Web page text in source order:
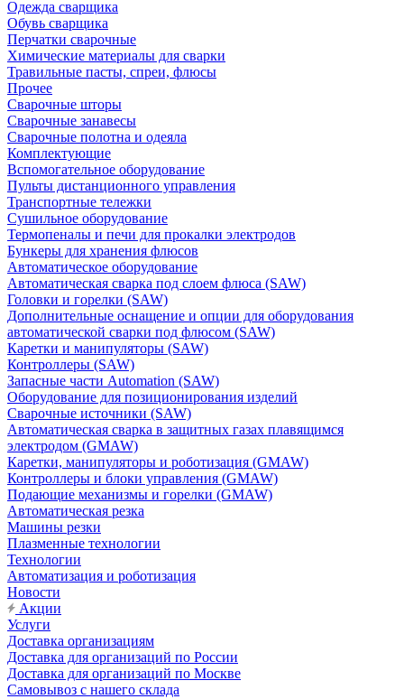
Одежда сварщика
Обувь сварщика
Перчатки сварочные
Химические материалы для сварки
Травильные пасты, спреи, флюсы
Прочее
Сварочные шторы
Сварочные занавесы
Сварочные полотна и одеяла
Комплектующие
Вспомогательное оборудование
Пульты дистанционного управления
Транспортные тележки
Сушильное оборудование
Термопеналы и печи для прокалки электродов
Бункеры для хранения флюсов
Автоматическое оборудование
Автоматическая сварка под слоем флюса (SAW)
Головки и горелки (SAW)
Дополнительные оснащение и опции для оборудования
автоматической сварки под флюсом (SAW)
Каретки и манипуляторы (SAW)
Контроллеры (SAW)
Запасные части Automation (SAW)
Оборудование для позиционирования изделий
Сварочные источники (SAW)
Автоматическая сварка в защитных газах плавящимся
электродом (GMAW)
Каретки, манипуляторы и роботизация (GMAW)
Контроллеры и блоки управления (GMAW)
Подающие механизмы и горелки (GMAW)
Автоматическая резка
Машины резки
Плазменные технологии
Технологии
Автоматизация и роботизация
Новости
Акции
Услуги
Доставка организациям
Доставка для организаций по России
Доставка для организаций по Москве
Самовывоз с нашего склада